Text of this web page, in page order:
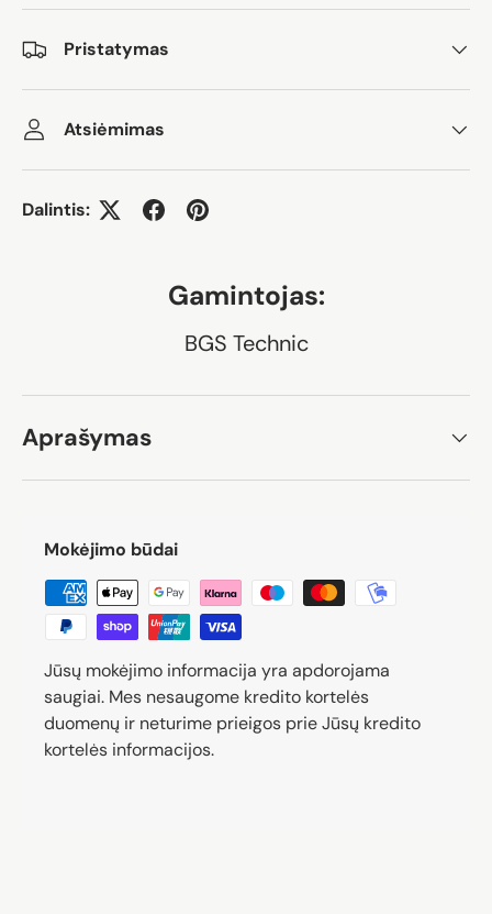
Pristatymas
Atsiėmimas
Dalintis:
Gamintojas:
BGS Technic
Aprašymas
Mokėjimo būdai
Jūsų mokėjimo informacija yra apdorojama
saugiai. Mes nesaugome kredito kortelės
duomenų ir neturime prieigos prie Jūsų kredito
kortelės informacijos.